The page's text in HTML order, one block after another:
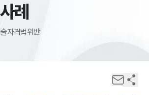
례
자격법위반